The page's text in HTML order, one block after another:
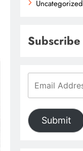
Uncategorized
Subscribe
Submit